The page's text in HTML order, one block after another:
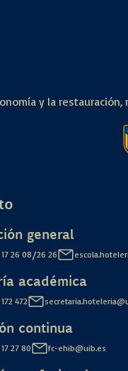
y la restauración,
general
26 08/26 26
académica
472
continua
27 80 fc-ehib@uib.es